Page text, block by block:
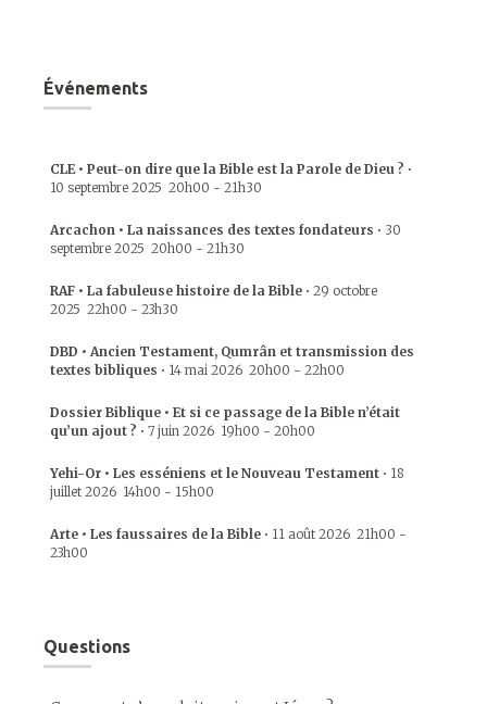
Événements
CLE • Peut-on dire que la Bible est la Parole de Dieu ? •
10 septembre 2025 20h00 - 21h30
Arcachon • La naissances des textes fondateurs • 30
septembre 2025 20h00 - 21h30
RAF • La fabuleuse histoire de la Bible • 29 octobre
2025 22h00 - 23h30
DBD • Ancien Testament, Qumrân et transmission des
textes bibliques • 14 mai 2026 20h00 - 22h00
Dossier Biblique • Et si ce passage de la Bible n’était
qu’un ajout ? • 7 juin 2026 19h00 - 20h00
Yehi-Or • Les esséniens et le Nouveau Testament • 18
juillet 2026 14h00 - 15h00
Arte • Les faussaires de la Bible • 11 août 2026 21h00 -
23h00
Questions